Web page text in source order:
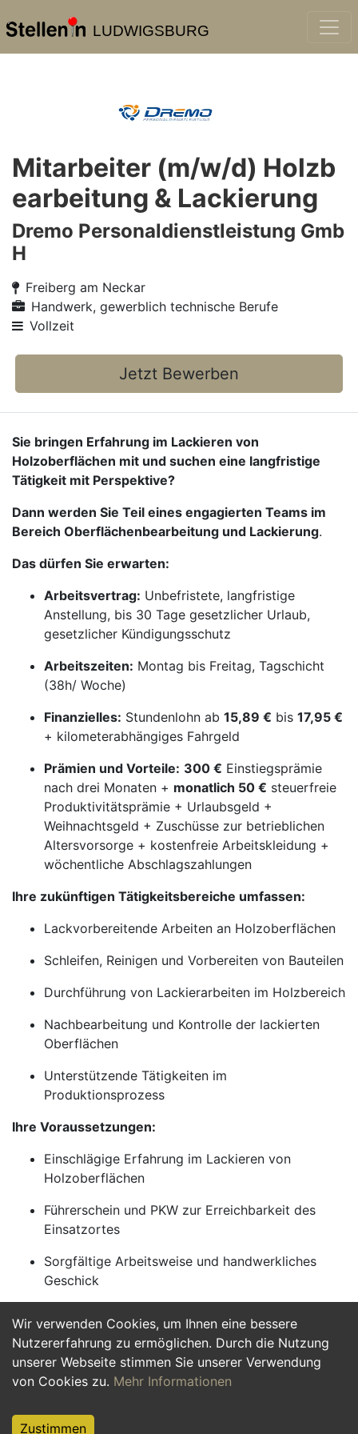
LUDWIGSBURG
Wir verwenden Cookies, um Ihnen eine bessere
Nutzererfahrung zu ermöglichen. Durch die Nutzung
unserer Webseite stimmen Sie unserer Verwendung
von Cookies zu. Mehr Informationen
Zustimmen
Mitarbeiter (m/w/d) Holzb
earbeitung & Lackierung
Dremo Personaldienstleistung Gmb
H
Freiberg am Neckar
Handwerk, gewerblich technische Berufe
Vollzeit
Jetzt Bewerben
Sie bringen Erfahrung im Lackieren von
Holzoberflächen mit und suchen eine langfristige
Tätigkeit mit Perspektive?
Dann werden Sie Teil eines engagierten Teams im
Bereich Oberflächenbearbeitung und Lackierung.
Das dürfen Sie erwarten:
Arbeitsvertrag: Unbefristete, langfristige
Anstellung, bis 30 Tage gesetzlicher Urlaub,
gesetzlicher Kündigungsschutz
Arbeitszeiten: Montag bis Freitag, Tagschicht
(38h/ Woche)
Finanzielles: Stundenlohn ab 15,89 € bis 17,95 €
+ kilometerabhängiges Fahrgeld
Prämien und Vorteile: 300 € Einstiegsprämie
nach drei Monaten + monatlich 50 € steuerfreie
Produktivitätsprämie + Urlaubsgeld +
Weihnachtsgeld + Zuschüsse zur betrieblichen
Altersvorsorge + kostenfreie Arbeitskleidung +
wöchentliche Abschlagszahlungen
Ihre zukünftigen Tätigkeitsbereiche umfassen:
Lackvorbereitende Arbeiten an Holzoberflächen
Schleifen, Reinigen und Vorbereiten von Bauteilen
Durchführung von Lackierarbeiten im Holzbereich
Nachbearbeitung und Kontrolle der lackierten
Oberflächen
Unterstützende Tätigkeiten im
Produktionsprozess
Ihre Voraussetzungen:
Einschlägige Erfahrung im Lackieren von
Holzoberflächen
Führerschein und PKW zur Erreichbarkeit des
Einsatzortes
Sorgfältige Arbeitsweise und handwerkliches
Geschick
Jetzt Bewerben